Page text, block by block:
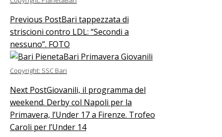
Previous PostBari tappezzata di
striscioni contro LDL: “Secondi a
nessuno”. FOTO
Copyright: SSC Bari
Next PostGiovanili, il programma del
weekend. Derby col Napoli per la
Primavera, l’Under 17 a Firenze. Trofeo
Caroli per l’Under 14